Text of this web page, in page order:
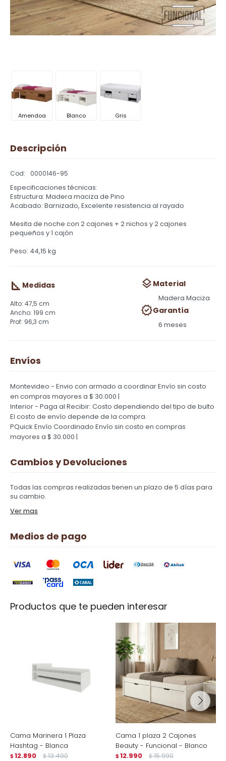
Amendoa Blanco Gris
Descripción
0000146-95
Especificaciones técnicas:
Estructura: Madera maciza de Pino
Acabado: Barnizado, Excelente resistencia al rayado
Mesita de noche con 2 cajones + 2 nichos y 2 cajones
pequeños y 1 cajón
Peso: 44,15 kg
Medidas
47,5 cm
199 cm
96,3 cm
Material
Madera Maciza
Garantía
6 meses
Envíos
Montevideo - Envio con armado a coordinarEnvío sin costo
en compras mayores a $ 30.000 |
Interior - Paga al Recibir: Costo dependiendo del tipo de bulto
El costo de envío depende de la compra.
PQuick Envío Coordinado Envío sin costo en compras
mayores a $ 30.000 |
Cambios y Devoluciones
Todas las compras realizadas tienen un plazo de 5 días para
su cambio.
Ver mas
Medios de pago
Productos que te pueden interesar
Cama Marinera 1 Plaza
Hashtag - Blanca
$ 12.890 $ 13.490
Cama 1 plaza 2 Cajones
Beauty - Funcional - Blanco
$ 12.990 $ 15.990